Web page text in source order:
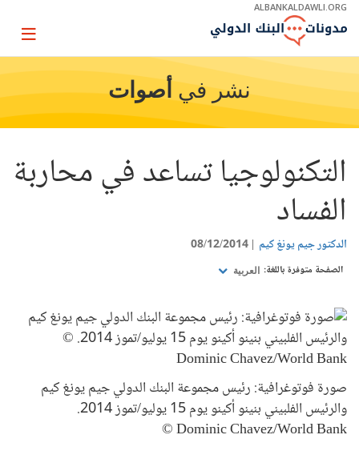
Skip
Main
ALBANKALDAWLI.ORG
Page
نشر في أصوات
التكنولوجيا تساعد في محاربة
الفساد
الدكتور جيم يونغ كيم 08/12/2014
الصفحة متوفرة باللغة: العربية
صورة فوتوغرافية: رئيس مجموعة البنك الدولي جيم يونغ كيم
والرئيس الفلبيني بنينو أكينو يوم 15 يوليو/تموز 2014.
Dominic Chavez/World Bank ©